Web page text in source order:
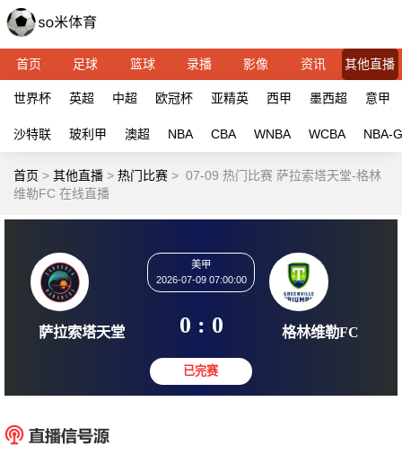
首页 足球 篮球 录播 影像 资讯 其他直播
世界杯 英超 中超 欧冠杯 亚精英 西甲 墨西超 意甲
沙特联 玻利甲 澳超 NBA CBA WNBA WCBA NBA-G
首页 > 其他直播 > 热门比赛 > 07-09 热门比赛 萨拉索塔天堂-格林
维勒FC 在线直播
2026-07-09 07:00:00
0 : 0